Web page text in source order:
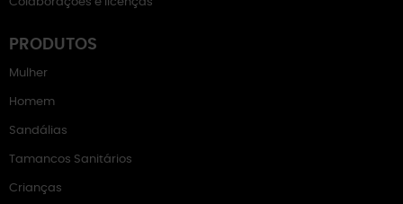
PRODUTOS
Mulher
Homem
Sandálias
Tamancos Sanitários
Crianças